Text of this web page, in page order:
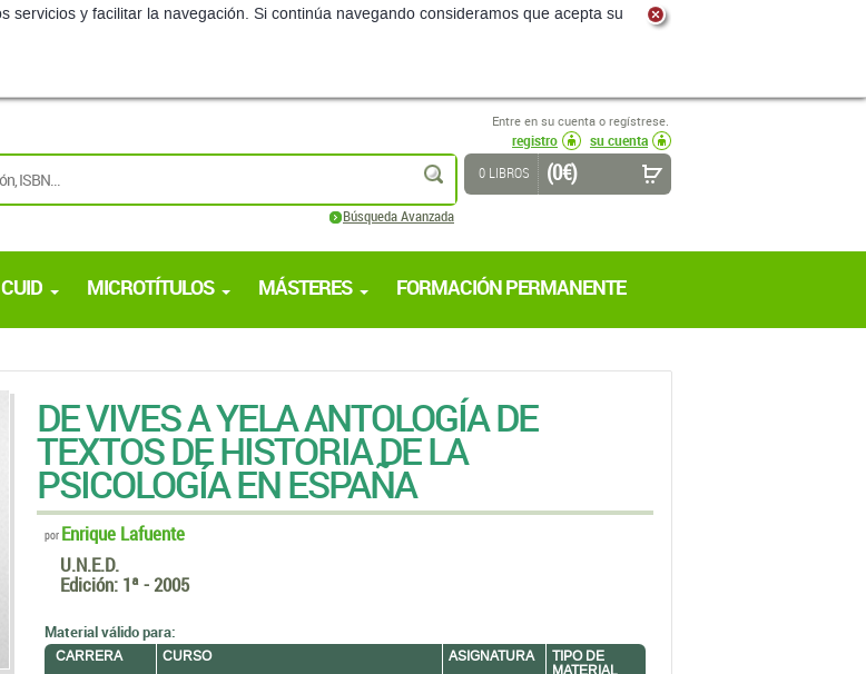
Entre en su cuenta o regístrese.
CUID FORMACIÓN PERMANENTE
DE VIVES A YELA ANTOLOGÍA DE
PSICOLOGÍA EN ESPAÑA
porEnrique Lafuente
U.N.E.D.
Edición: 1ª - 2005
Material válido para:
CARRERA
en
Investigación
en Psicología
en España